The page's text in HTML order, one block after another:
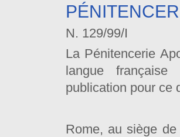
N. 129/99/I
La Pénitencerie
langue française
publication pour ce
Rome, au siège